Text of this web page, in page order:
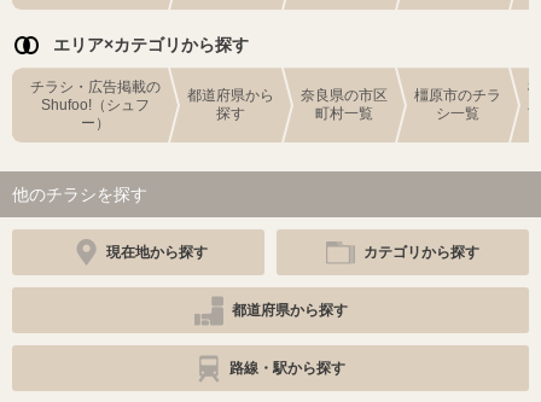
エリア×カテゴリから探す
チラシ・広告掲載の
Shufoo!（シュフ
ー）
都道府県から
探す
奈良県の市区
町村一覧
橿原市のチラ
シ一覧
他のチラシを探す
現在地から探す カテゴリから探す
都道府県から探す
路線・駅から探す